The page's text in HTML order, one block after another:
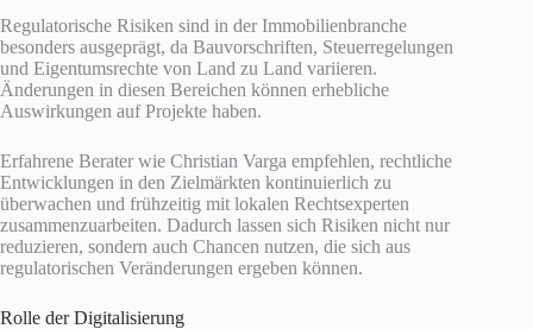
Regulatorische Risiken sind in der Immobilienbranche
besonders ausgeprägt, da Bauvorschriften, Steuerregelungen
und Eigentumsrechte von Land zu Land variieren.
Änderungen in diesen Bereichen können erhebliche
Auswirkungen auf Projekte haben.
Erfahrene Berater wie Christian Varga empfehlen, rechtliche
Entwicklungen in den Zielmärkten kontinuierlich zu
überwachen und frühzeitig mit lokalen Rechtsexperten
zusammenzuarbeiten. Dadurch lassen sich Risiken nicht nur
reduzieren, sondern auch Chancen nutzen, die sich aus
regulatorischen Veränderungen ergeben können.
Rolle der Digitalisierung